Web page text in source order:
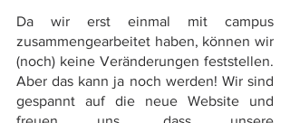
Da wir erst einmal mit campus
zusammengearbeitet haben, können wir
(noch) keine Veränderungen feststellen.
Aber das kann ja noch werden! Wir sind
gespannt auf die neue Website und